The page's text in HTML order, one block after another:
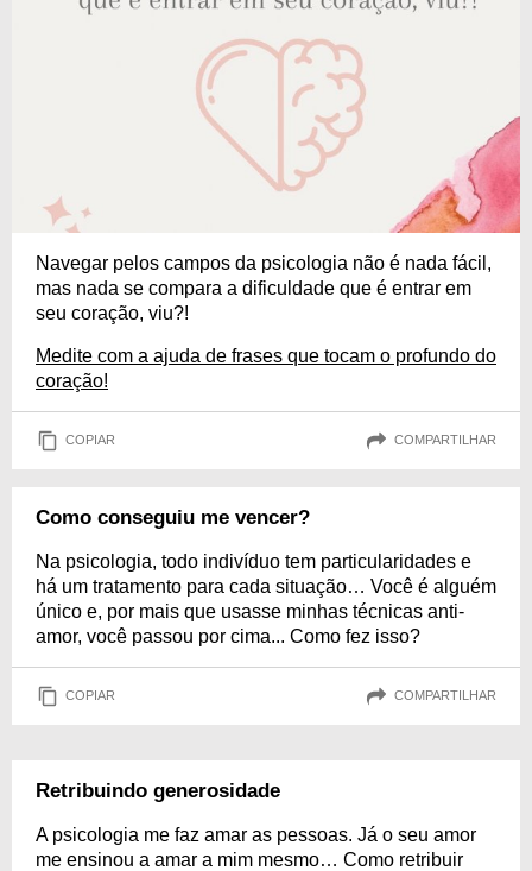
Navegar pelos campos da psicologia não é nada fácil,
mas nada se compara a dificuldade que é entrar em
seu coração, viu?!
Medite com a ajuda de frases que tocam o profundo do
coração!
COPIAR COMPARTILHAR
Como conseguiu me vencer?
Na psicologia, todo indivíduo tem particularidades e
há um tratamento para cada situação… Você é alguém
único e, por mais que usasse minhas técnicas anti-
amor, você passou por cima... Como fez isso?
COPIAR COMPARTILHAR
Retribuindo generosidade
A psicologia me faz amar as pessoas. Já o seu amor
me ensinou a amar a mim mesmo… Como retribuir